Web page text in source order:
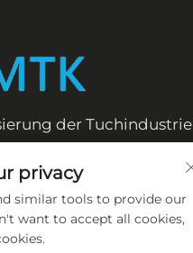
der Tuchindustrie
privacy
similar tools to provide our
want to accept all cookies,